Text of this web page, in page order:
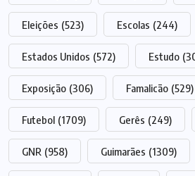
Eleições (523) Escolas (244)
Estados Unidos (572) Estudo
Exposição (306) Famalicão (529)
Futebol (1709) Gerês (249)
GNR (958) Guimarães (1309)